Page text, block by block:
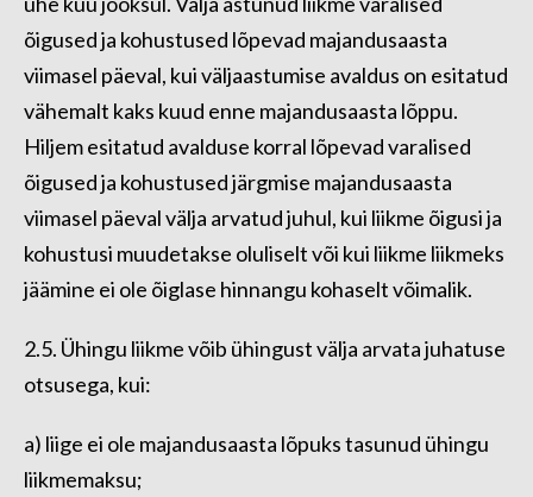
õigused ja kohustused lõpevad majandusaasta
viimasel päeval, kui väljaastumise avaldus on esitatud
vähemalt kaks kuud enne majandusaasta lõppu.
Hiljem esitatud avalduse korral lõpevad varalised
õigused ja kohustused järgmise majandusaasta
viimasel päeval välja arvatud juhul, kui liikme õigusi ja
kohustusi muudetakse oluliselt või kui liikme liikmeks
jäämine ei ole õiglase hinnangu kohaselt võimalik.
2.5. Ühingu liikme võib ühingust välja arvata juhatuse
otsusega, kui:
a) liige ei ole majandusaasta lõpuks tasunud ühingu
liikmemaksu;